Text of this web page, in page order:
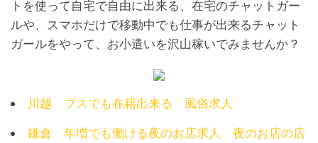
トを使って自宅で自由に出来る、在宅のチャットガー
ルや、スマホだけで移動中でも仕事が出来るチャット
ガールをやって、お小遣いを沢山稼いでみませんか？
川越 ブスでも在籍出来る 風俗求人
鎌倉 年増でも働ける夜のお店求人 夜のお店の店